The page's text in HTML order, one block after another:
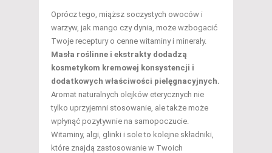
Oprócz tego, miąższ soczystych owoców i
warzyw, jak mango czy dynia, może wzbogacić
Twoje receptury o cenne witaminy i minerały.
Masła roślinne i ekstrakty dodadzą
kosmetykom kremowej konsystencji i
dodatkowych właściwości pielęgnacyjnych.
Aromat naturalnych olejków eterycznych nie
tylko uprzyjemni stosowanie, ale także może
wpłynąć pozytywnie na samopoczucie.
Witaminy, algi, glinki i sole to kolejne składniki,
które znajdą zastosowanie w Twoich